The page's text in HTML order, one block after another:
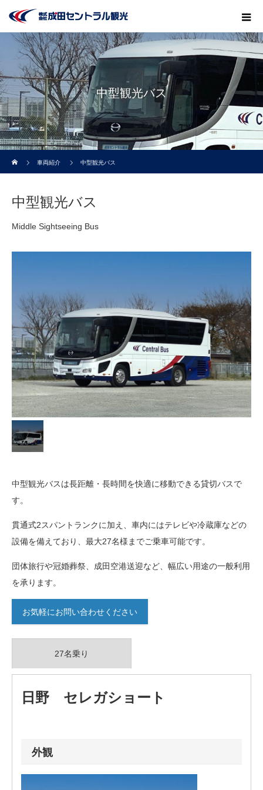
中型観光バス
車両紹介
中型観光バス
中型観光バス
Middle Sightseeing Bus
中型観光バスは長距離・長時間を快適に移動できる貸切バスで
す。
貫通式2スパントランクに加え、車内にはテレビや冷蔵庫などの
設備を備えており、最大27名様までご乗車可能です。
団体旅行や冠婚葬祭、成田空港送迎など、幅広い用途の一般利用
を承ります。
お気軽にお問い合わせください
27名乗り
日野 セレガショート
外観